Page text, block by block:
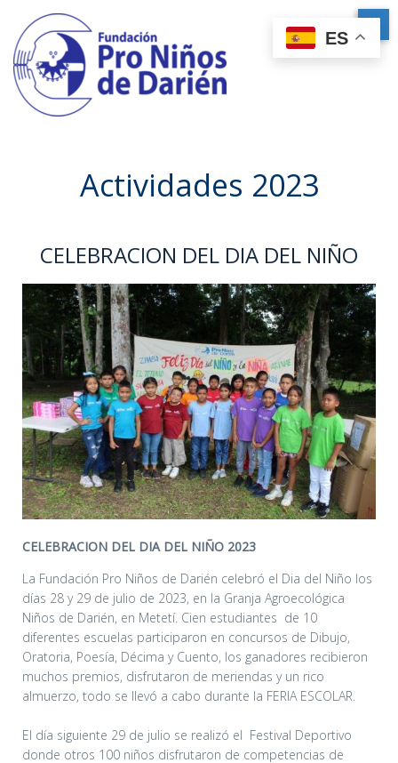
Actividades 2023
CELEBRACION DEL DIA DEL NIÑO
CELEBRACION DEL DIA DEL NIÑO 2023
La Fundación Pro Niños de Darién celebró el Dia del Niño los
días 28 y 29 de julio de 2023, en la Granja Agroecológica
Niños de Darién, en Metetí. Cien estudiantes de 10
diferentes escuelas participaron en concursos de Dibujo,
Oratoria, Poesía, Décima y Cuento, los ganadores recibieron
muchos premios, disfrutaron de meriendas y un rico
almuerzo, todo se llevó a cabo durante la FERIA ESCOLAR.
El día siguiente 29 de julio se realizó el Festival Deportivo
donde otros 100 niños disfrutaron de competencias de
ES